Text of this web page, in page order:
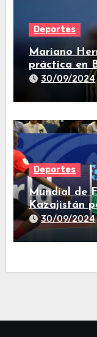
Deportes
Mariano
práctica en
30/09/2024
Deportes
Mundial de
Kazajistán
30/09/2024